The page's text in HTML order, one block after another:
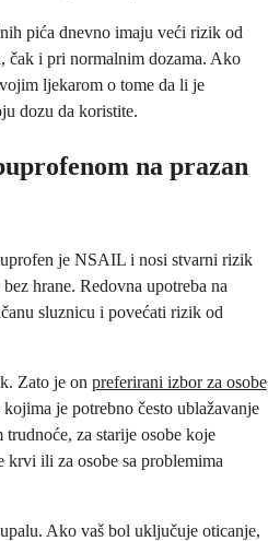
pića dnevno imaju veći rizik od
čak i pri normalnim dozama. Ako
ljekarom o tome da li je
dozu da koristite.
na prazan
je NSAIL i nosi stvarni rizik
hrane. Redovna upotreba na
sluznicu i povećati rizik od
Zato je on preferirani izbor za osobe
je potrebno često ublažavanje
za starije osobe koje
ili za osobe sa problemima
Ako vaš bol uključuje oticanje,